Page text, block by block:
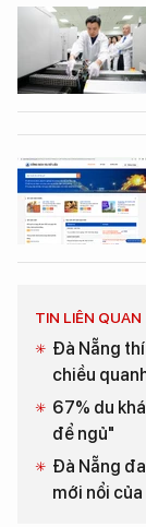
TIN LIÊN QUAN
Đà Nẵng
chiều
67% du
để ngủ"
Đà Nẵng
mới nổi